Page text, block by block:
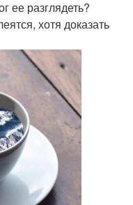
ее разглядеть?
хотя доказать